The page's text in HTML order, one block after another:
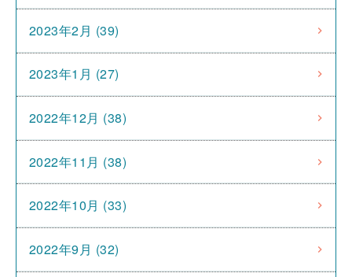
2023年2月 (39)
2023年1月 (27)
2022年12月 (38)
2022年11月 (38)
2022年10月 (33)
2022年9月 (32)